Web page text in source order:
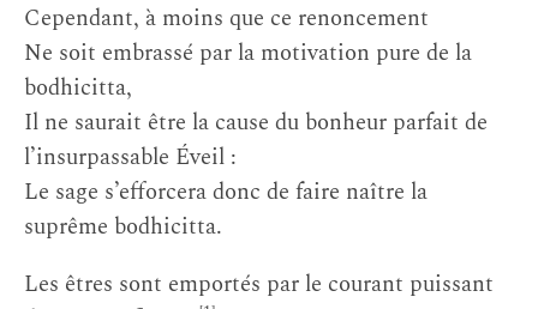
Cependant, à moins que ce renoncement
Ne soit embrassé par la motivation pure de la
bodhicitta,
Il ne saurait être la cause du bonheur parfait de
l’insurpassable Éveil :
Le sage s’efforcera donc de faire naître la
suprême bodhicitta.
Les êtres sont emportés par le courant puissant